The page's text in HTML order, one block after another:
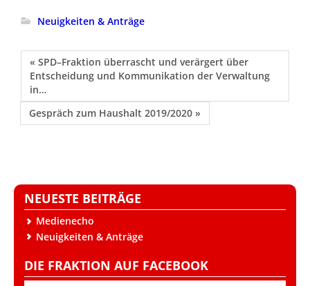
NEUESTE BEITRÄGE
Medienecho
Neuigkeiten & Anträge
DIE FRAKTION AUF FACEBOOK
Neuigkeiten & Anträge
« SPD–Fraktion überrascht und verärgert über
Entscheidung und Kommunikation der Verwaltung
in…
Gespräch zum Haushalt 2019/2020 »